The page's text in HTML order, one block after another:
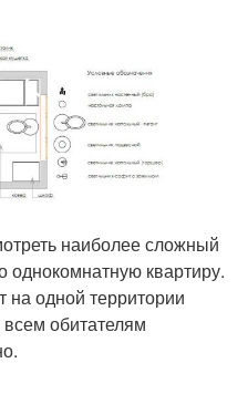
наиболее сложный
однокомнатную квартиру.
на одной территории
обитателям